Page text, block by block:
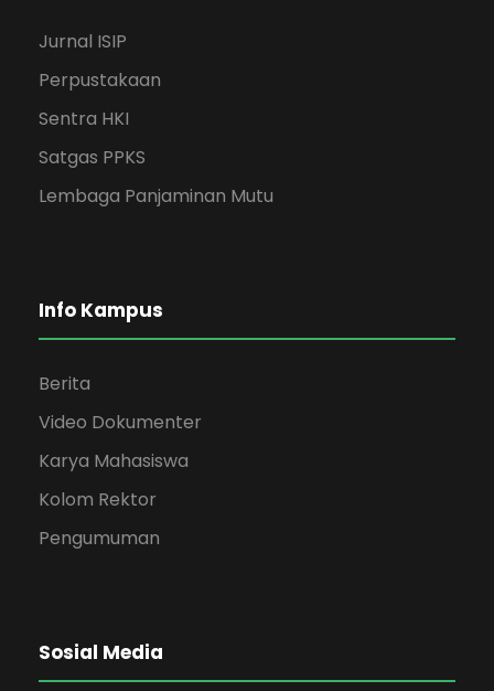
Jurnal ISIP
Perpustakaan
Sentra HKI
Satgas PPKS
Lembaga Panjaminan Mutu
Info Kampus
Berita
Video Dokumenter
Karya Mahasiswa
Kolom Rektor
Pengumuman
Sosial Media